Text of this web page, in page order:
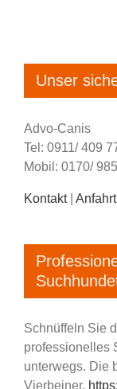
Unser
Advo-Canis
Tel: 0911/ 409
Mobil: 0170/
Kontakt| Anfahrt
Schnüffeln Sie
professionelles
unterwegs. Die
Vierbeiner.